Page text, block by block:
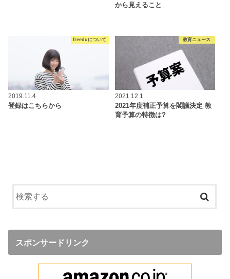
から見えること
freeduについて
2019.11.4
登録はこちらから
教育ニュース
2021.12.1
2021年度補正予算を閣議決定 教
育予算の特徴は?
スポンサードリンク